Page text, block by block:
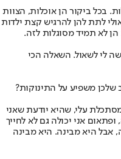
בכל ביקור הן אוכלות, הצוות
לתת להן להרגיש קצת ילדות
לא תמיד מסוגלות לזה.
לי לשאול. השאלה הכי
משפיע על התינוקות?
עלי, שהיא יודעת שאני
אני יכולה גם לא לחייך
אבל היא מבינה. היא מבינה